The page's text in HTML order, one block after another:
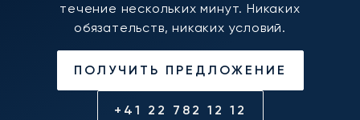
течение нескольких минут. Никаких
обязательств, никаких условий.
ПОЛУЧИТЬ ПРЕДЛОЖЕНИЕ
+41 22 782 12 12